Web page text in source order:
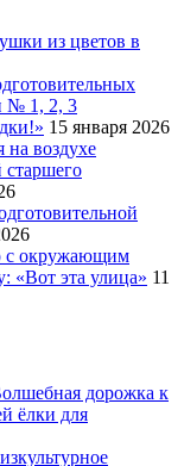
из цветов в
№ 1, 2, 3
15 января 2026
на воздухе
с окружающим
«Вот эта улица» 11
дорожка к
ёлки для